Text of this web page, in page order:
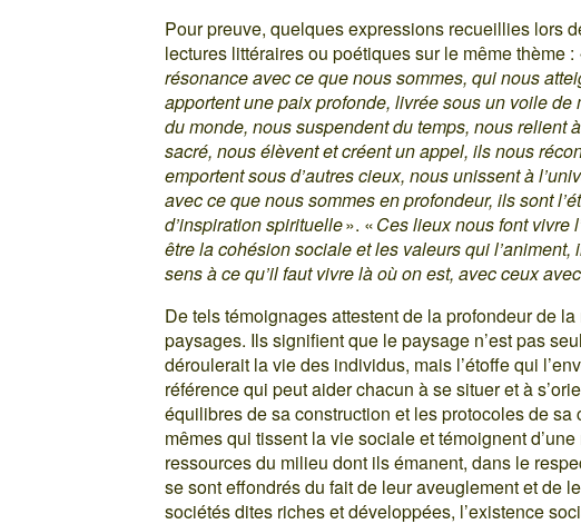
Pour preuve, quelques expressions recueillies lors
lectures littéraires ou poétiques sur le même thème :
résonance avec ce que nous sommes, qui nous
apportent une paix profonde, livrée sous un voile
du monde, nous suspendent du temps, nous relient
sacré, nous élèvent et créent un appel, ils nous
emportent sous d’autres cieux, nous unissent à
avec ce que nous sommes en profondeur, ils sont
d’inspiration spirituelle». «Ces lieux nous font vivre
être la cohésion sociale et les valeurs qui
sens à ce qu’il faut vivre là où on est, avec ceux
De tels témoignages attestent de la profondeur de
paysages. Ils signifient que le paysage n’est pas
déroulerait la vie des individus, mais l’étoffe qui
référence qui peut aider chacun à se situer et à
équilibres de sa construction et les protocoles de
mêmes qui tissent la vie sociale et témoignent
ressources du milieu dont ils émanent, dans le
se sont effondrés du fait de leur aveuglement et de
sociétés dites riches et développées, l’existence